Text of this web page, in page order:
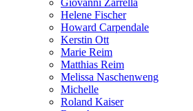
Giovanni Zarrella
Helene Fischer
Howard Carpendale
Kerstin Ott
Marie Reim
Matthias Reim
Melissa Naschenweng
Michelle
Roland Kaiser